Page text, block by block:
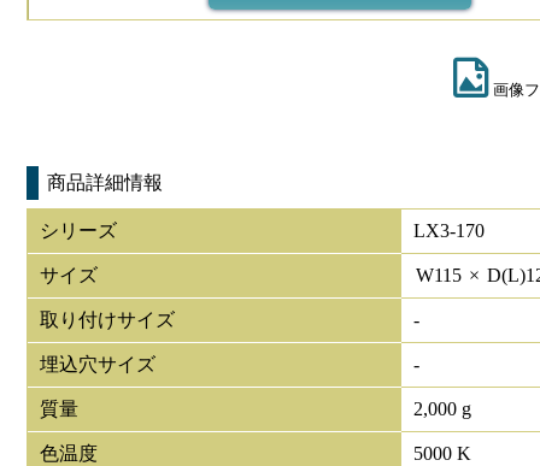
画像
商品詳細情報
シリーズ LX3-170
サイズ W115 × D(L)
取り付けサイズ -
埋込穴サイズ -
質量 2,000 g
色温度 5000 K